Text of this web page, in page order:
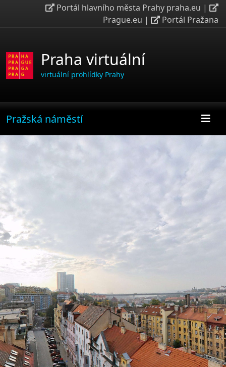
Portál hlavního města Prahy praha.eu |
Prague.eu | Portál Pražana
Praha virtuální
virtuální prohlídky Prahy
Pražská náměstí